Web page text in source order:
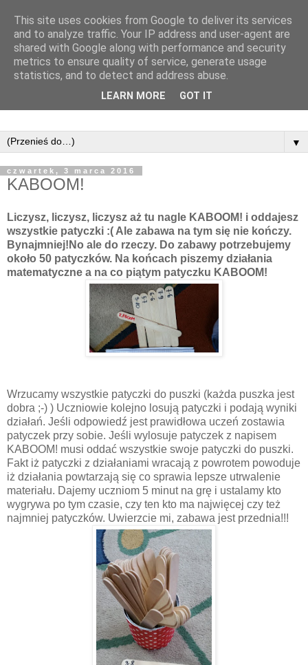
▼
czwartek, 3 marca 2016
KABOOM!
Liczysz, liczysz, liczysz aż tu nagle KABOOM! i oddajesz
wszystkie patyczki :( Ale zabawa na tym się nie kończy.
Bynajmniej!No ale do rzeczy. Do zabawy potrzebujemy
około 50 patyczków. Na końcach piszemy działania
matematyczne a na co piątym patyczku KABOOM!
Wrzucamy wszystkie patyczki do puszki (każda puszka jest
dobra ;-) ) Uczniowie kolejno losują patyczki i podają wyniki
działań. Jeśli odpowiedź jest prawidłowa uczeń zostawia
patyczek przy sobie. Jeśli wylosuje patyczek z napisem
KABOOM! musi oddać wszystkie swoje patyczki do puszki.
Fakt iż patyczki z działaniami wracają z powrotem powoduje
iż działania powtarzają się co sprawia lepsze utrwalenie
materiału. Dajemy uczniom 5 minut na grę i ustalamy kto
wygrywa po tym czasie, czy ten kto ma najwięcej czy też
najmniej patyczków. Uwierzcie mi, zabawa jest przednia!!!
This site uses cookies from Google to deliver its services
and to analyze traffic. Your IP address and user-agent are
shared with Google along with performance and security
metrics to ensure quality of service, generate usage
statistics, and to detect and address abuse.
LEARN MORE GOT IT